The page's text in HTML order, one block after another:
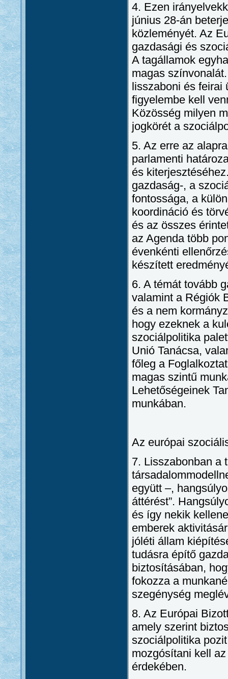
4. Ezen
június 28-án
közleményét. Az
gazdasági és
A tagállamok
magas
lisszaboni és feirai
figyelembe kell
Közösség milyen
jogkörét a
5. Az erre az
parlamenti
és
gazdaság-, a
fontossága, a
koordináció és
és az összes
az Agenda több
évenkénti
készített
6. A témát tovább
valamint a Régiók
és a nem
hogy ezeknek a
szociálpolitika
Unió Tanácsa,
főleg a
magas szintű
Lehetőségeinek
munkában.
Az európai
7. Lisszabonban a
együtt –,
áttérést”.
és így nekik
emberek
jóléti állam
tudásra építő
biztosításában,
fokozza a
szegénység
8. Az Európai
amely szerint
szociálpolitika
mozgósítani kell
érdekében.